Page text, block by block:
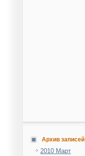
Архив записей
2010 Март